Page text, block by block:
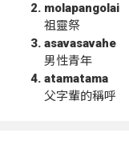
molapangolai
祖靈祭
asavasavahe
男性青年
atamatama
父字輩的稱呼